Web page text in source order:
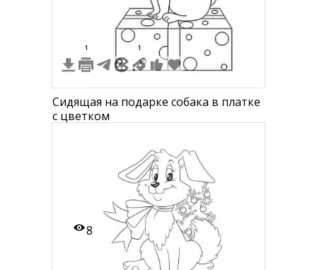
1 1
Сидящая на подарке собака в платке
с цветком
8